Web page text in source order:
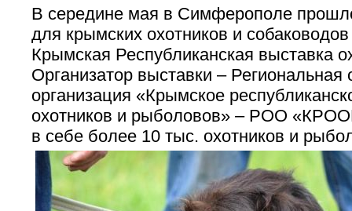
В середине мая в Симферополе
для крымских охотников и
Крымская Республиканская выставка
Организатор выставки –
организация «Крымское
охотников и рыболовов» – РОО
в себе более 10 тыс. охотников и